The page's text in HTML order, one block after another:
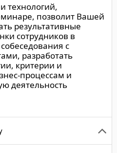
технологий,
позволит Вашей
результативные
сотрудников в
с
разработать
критерии и
процессам и
деятельность